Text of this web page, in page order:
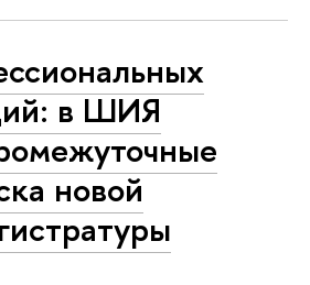
в ШИЯ
новой